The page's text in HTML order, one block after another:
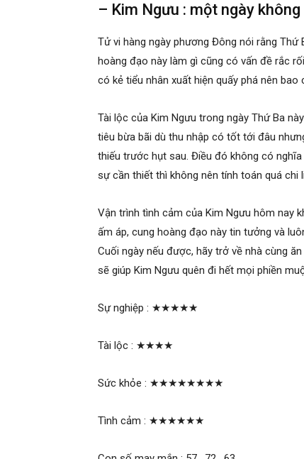
– Kim Ngưu : một ngày
Tử vi hàng ngày phương Đông nói rằng
hoàng đạo này làm gì cũng có vấn đề rắc
có kẻ tiểu nhân xuất hiện quấy phá nên
Tài lộc của Kim Ngưu trong ngày Thứ Ba
tiêu bừa bãi dù thu nhập có tốt tới đâu
thiếu trước hụt sau. Điều đó không có
sự cần thiết thì không nên tính toán quá chi
Vận trình tình cảm của Kim Ngưu hôm nay
ấm áp, cung hoàng đạo này tin tưởng và
Cuối ngày nếu được, hãy trở về nhà cùng
sẽ giúp Kim Ngưu quên đi hết mọi phiền
Sự nghiệp : ★★★★★
Tài lộc : ★★★★
Sức khỏe : ★★★★★★★★
Tình cảm : ★★★★★★